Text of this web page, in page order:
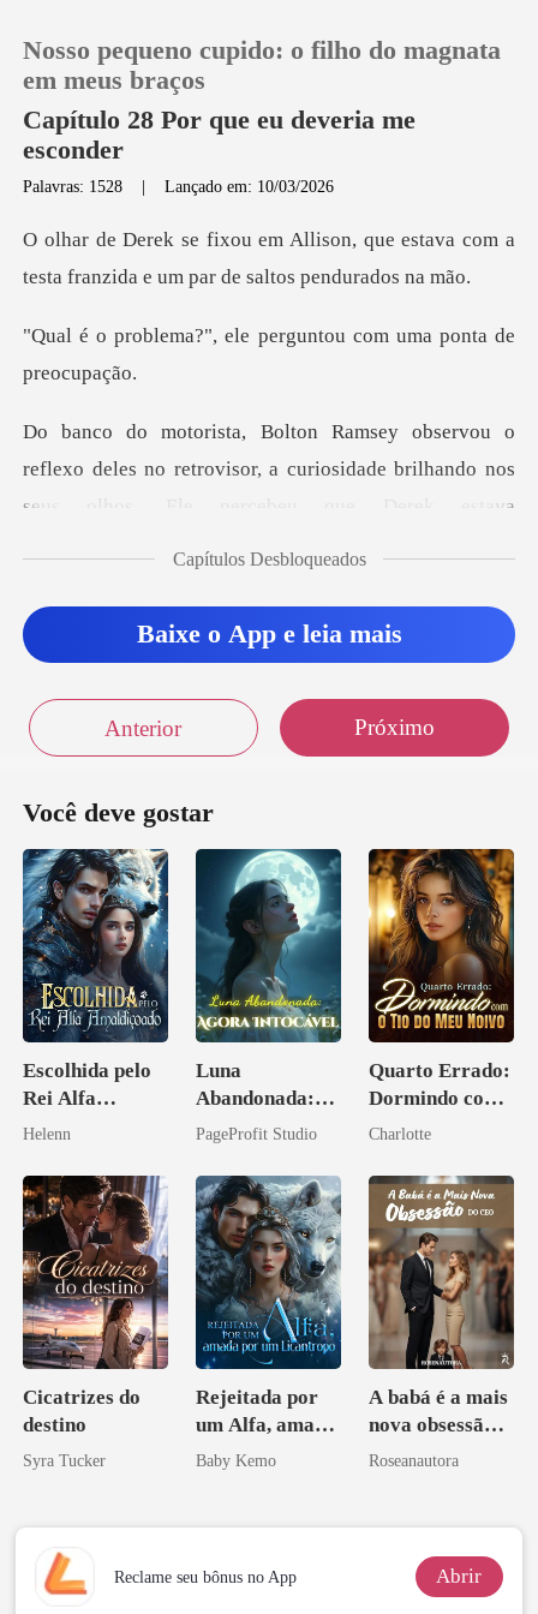
Loja
Sair
Baixar App
Nosso pequeno cupido: o filho do magnata
em meus braços
Capítulo 28 Por que eu deveria me
esconder
Palavras: 1528 |Lançado em: 10/03/2026
, que estava com a
testa franzida e
ele perguntou com uma
deles no retrovisor, a curiosidade brilhando nos
seus ol
Capítulos Desbloqueados
Baixe o App e leia mais
Anterior Próximo
Você deve gostar
Escolhida pelo
Rei Alfa
Amaldiçoado
Helenn
Luna
Abandonada:
Agora Intocável
PageProfit Studio
Quarto Errado:
Dormindo com
o Tio do Meu
Charlotte
Cicatrizes do
destino
Syra Tucker
Rejeitada por
um Alfa, amada
por um
Baby Kemo
A babá é a mais
nova obsessão
do CEO
Roseanautora
Reclame seu bônus no App Abrir